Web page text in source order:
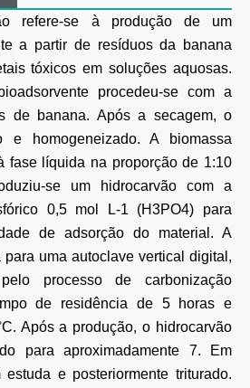
refere-se à produção de um
a partir de resíduos da banana
tóxicos em soluções aquosas.
procedeu-se com a
de banana. Após a secagem, o
e homogeneizado. A biomassa
fase líquida na proporção de 1:10
se um hidrocarvão com a
0,5 mol L-1 (H3PO4) para
de adsorção do material. A
uma autoclave vertical digital,
processo de carbonização
de residência de 5 horas e
Após a produção, o hidrocarvão
para aproximadamente 7. Em
e posteriormente triturado.